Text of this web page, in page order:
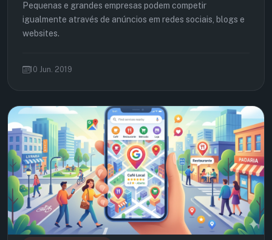
Pequenas e grandes empresas podem competir
igualmente através de anúncios em redes sociais, blogs e
websites.
10 Jun. 2019